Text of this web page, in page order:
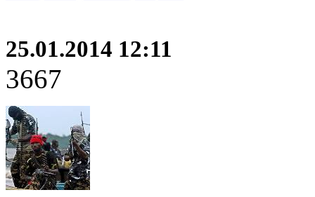
25.01.2014 12:11
3667